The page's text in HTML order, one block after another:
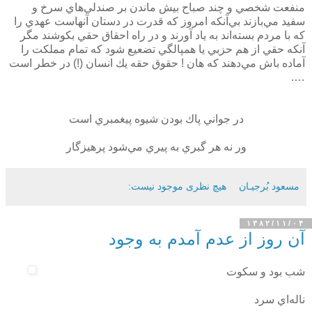
منفعت شخصي و چند صباح بيش ماندن بر صندلي‌هاي سرخ و
سفيد مي‌بازند بي‌آنكه امروز كه قدرت در دستان آنهاست عهدي را
كه با مردم بسته‌اند به ياد آورند و در راه احقاق حقي بكوشند مگر
آنكه حقي از هم حزبي يا همپالگي تضعيع شود كه تمام مملكت را
آماده باش مي‌دهند كه هان ! حقوق حقه يك انسان (!) در خطر است
….
در جواني پاك بودن شيوه پيغمبري است
ور نه هر گبري به پيري مي‌شود پرهيزگار
مسعود بُرجيـان هیچ نظری موجود نیست:
۱۳۸۲/۱۱/۰۴
آن روز از عدم آمدم به وجود
شب بود و سكوت
ناله‌اي سرد